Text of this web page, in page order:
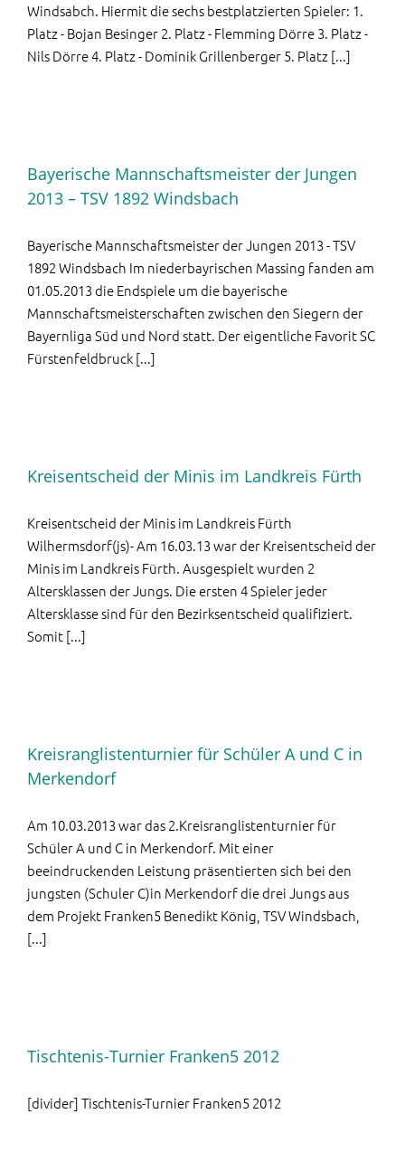
Windsabch. Hiermit die sechs bestplatzierten Spieler: 1.
Platz - Bojan Besinger 2. Platz - Flemming Dörre 3. Platz -
Nils Dörre 4. Platz - Dominik Grillenberger 5. Platz [...]
Bayerische Mannschaftsmeister der Jungen
2013 – TSV 1892 Windsbach
Bayerische Mannschaftsmeister der Jungen 2013 - TSV
1892 Windsbach Im niederbayrischen Massing fanden am
01.05.2013 die Endspiele um die bayerische
Mannschaftsmeisterschaften zwischen den Siegern der
Bayernliga Süd und Nord statt. Der eigentliche Favorit SC
Fürstenfeldbruck [...]
Kreisentscheid der Minis im Landkreis Fürth
Kreisentscheid der Minis im Landkreis Fürth
Wilhermsdorf(js)- Am 16.03.13 war der Kreisentscheid der
Minis im Landkreis Fürth. Ausgespielt wurden 2
Altersklassen der Jungs. Die ersten 4 Spieler jeder
Altersklasse sind für den Bezirksentscheid qualifiziert.
Somit [...]
Kreisranglistenturnier für Schüler A und C in
Merkendorf
Am 10.03.2013 war das 2.Kreisranglistenturnier für
Schüler A und C in Merkendorf. Mit einer
beeindruckenden Leistung präsentierten sich bei den
jungsten (Schuler C)in Merkendorf die drei Jungs aus
dem Projekt Franken5 Benedikt König, TSV Windsbach,
[...]
Tischtenis-Turnier Franken5 2012
[divider] Tischtenis-Turnier Franken5 2012